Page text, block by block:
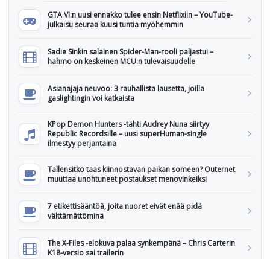
GTA VI:n uusi ennakko tulee ensin Netflixiin – YouTube-
julkaisu seuraa kuusi tuntia myöhemmin
Sadie Sinkin salainen Spider-Man-rooli paljastui –
hahmo on keskeinen MCU:n tulevaisuudelle
Asianajaja neuvoo: 3 rauhallista lausetta, joilla
gaslightingin voi katkaista
KPop Demon Hunters -tähti Audrey Nuna siirtyy
Republic Recordsille – uusi superHuman-single
ilmestyy perjantaina
Tallensitko taas kiinnostavan paikan someen? Outernet
muuttaa unohtuneet postaukset menovinkeiksi
7 etikettisääntöä, joita nuoret eivät enää pidä
välttämättöminä
The X-Files -elokuva palaa synkempänä – Chris Carterin
K18-versio sai trailerin